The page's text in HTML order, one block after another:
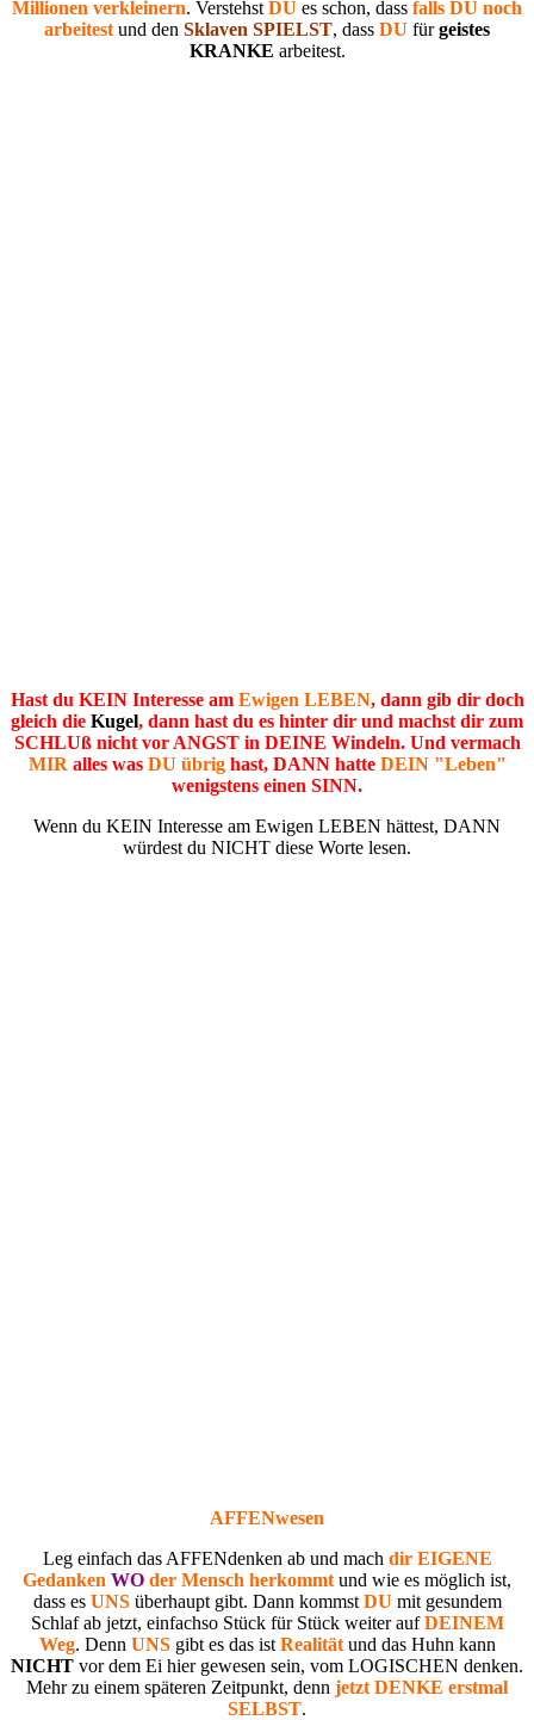
Millionen verkleinern. Verstehst DU es schon, dass falls DU noch
arbeitest und den Sklaven SPIELST, dass DU fürgeistes
KRANKE arbeitest.
Hast du KEIN Interesse am Ewigen LEBEN, dann gib dir doch
gleich die Kugel, dann hast du es hinter dir und machst dir zum
SCHLUß nicht vor ANGST in DEINE Windeln. Und vermach
MIR alles was DU übrig hast, DANN hatte DEIN "Leben"
wenigstens einen SINN.
Wenn du KEIN Interesse am Ewigen LEBEN hättest, DANN
würdest du NICHT diese Worte lesen.
AFFENwesen
Leg einfach das AFFENdenken ab und mach dir EIGENE
Gedanken WO der Mensch herkommt und wie es möglich ist,
dass es UNSüberhaupt gibt. Dann kommst DU mit gesundem
Schlaf ab jetzt, einfachso Stück für Stück weiter aufDEINEM
Weg. Denn UNSgibt es das ist Realitätund das Huhn kann
NICHT vor dem Ei hier gewesen sein, vom LOGISCHEN denken.
Mehr zu einem späteren Zeitpunkt, denn jetzt DENKE erstmal
SELBST.